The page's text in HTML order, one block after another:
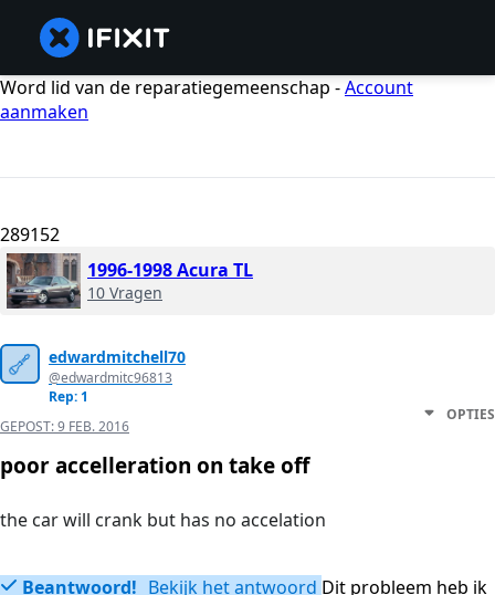
Word lid van de reparatiegemeenschap -Account
aanmaken
289152
1996-1998 Acura TL
10 Vragen
edwardmitchell70
@edwardmitc96813
Rep: 1
GEPOST:9 FEB. 2016
OPTIES
poor accelleration on take off
the car will crank but has no accelation
Beantwoord! Bekijk het antwoord Dit probleem heb ik